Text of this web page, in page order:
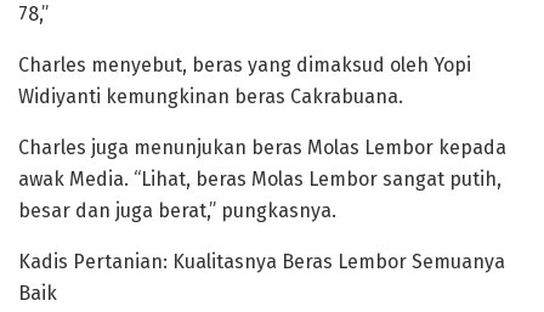
78,”
Charles menyebut, beras yang dimaksud oleh Yopi
Widiyanti kemungkinan beras Cakrabuana.
Charles juga menunjukan beras Molas Lembor kepada
awak Media. “Lihat, beras Molas Lembor sangat putih,
besar dan juga berat,” pungkasnya.
Kadis Pertanian: Kualitasnya Beras Lembor Semuanya
Baik